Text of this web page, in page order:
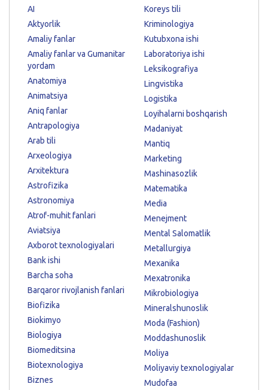
AI
Aktyorlik
Amaliy fanlar
Amaliy fanlar va Gumanitar
yordam
Anatomiya
Animatsiya
Aniq fanlar
Antrapologiya
Arab tili
Arxeologiya
Arxitektura
Astrofizika
Astronomiya
Atrof-muhit fanlari
Aviatsiya
Axborot texnologiyalari
Bank ishi
Barcha soha
Barqaror rivojlanish fanlari
Biofizika
Biokimyo
Biologiya
Biomeditsina
Biotexnologiya
Biznes
Koreys tili
Kriminologiya
Kutubxona ishi
Laboratoriya ishi
Leksikografiya
Lingvistika
Logistika
Loyihalarni boshqarish
Madaniyat
Mantiq
Marketing
Mashinasozlik
Matematika
Media
Menejment
Mental Salomatlik
Metallurgiya
Mexanika
Mexatronika
Mikrobiologiya
Mineralshunoslik
Moda (Fashion)
Moddashunoslik
Moliya
Moliyaviy texnologiyalar
Mudofaa